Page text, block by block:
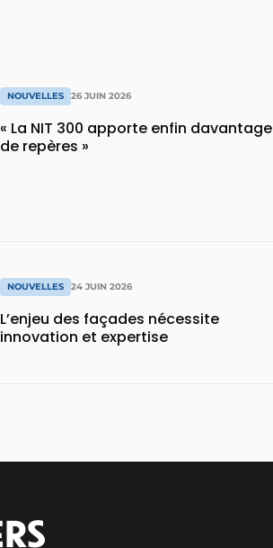
NOUVELLES 26 JUIN 2026
« La NIT 300 apporte enfin davantage
de repères »
NOUVELLES 24 JUIN 2026
L’enjeu des façades nécessite
innovation et expertise